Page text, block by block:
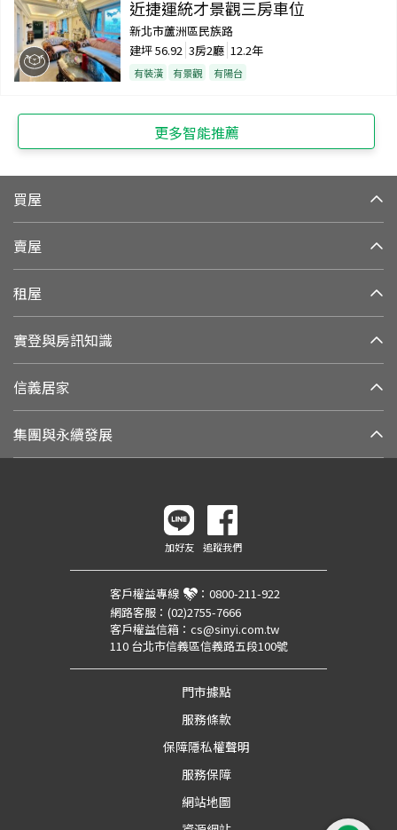
近捷運統才景觀三房車位
新北市蘆洲區民族路
建坪56.92 3房2廳 12.2年
有裝潢 有景觀 有陽台
更多智能推薦
買屋
賣屋
租屋
實登與房訊知識
信義居家
集團與永續發展
加好友 追蹤我們
客戶權益專線 ： 0800-211-922
網路客服： (02)2755-7666
客戶權益信箱： cs@sinyi.com.tw
110 台北市信義區信義路五段100號
門市據點
服務條款
保障隱私權聲明
服務保障
網站地圖